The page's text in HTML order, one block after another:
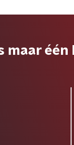
maar één